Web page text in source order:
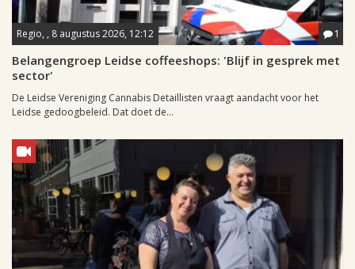
Regio, , 8 augustus 2026, 12:12 1
Belangengroep Leidse coffeeshops: 'Blijf in gesprek met
sector'
De Leidse Vereniging Cannabis Detaillisten vraagt aandacht voor het
Leidse gedoogbeleid. Dat doet de...